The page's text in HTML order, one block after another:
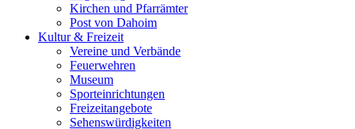
Kirchen und Pfarrämter
Post von Dahoim
Kultur & Freizeit
Vereine und Verbände
Feuerwehren
Museum
Sporteinrichtungen
Freizeitangebote
Sehenswürdigkeiten